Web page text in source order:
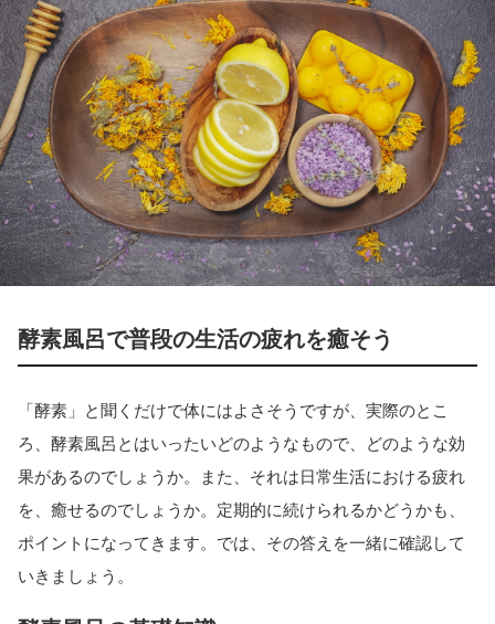
酵素風呂で普段の生活の疲れを癒そう
「酵素」と聞くだけで体にはよさそうですが、実際のとこ
ろ、酵素風呂とはいったいどのようなもので、どのような効
果があるのでしょうか。また、それは日常生活における疲れ
を、癒せるのでしょうか。定期的に続けられるかどうかも、
ポイントになってきます。では、その答えを一緒に確認して
いきましょう。